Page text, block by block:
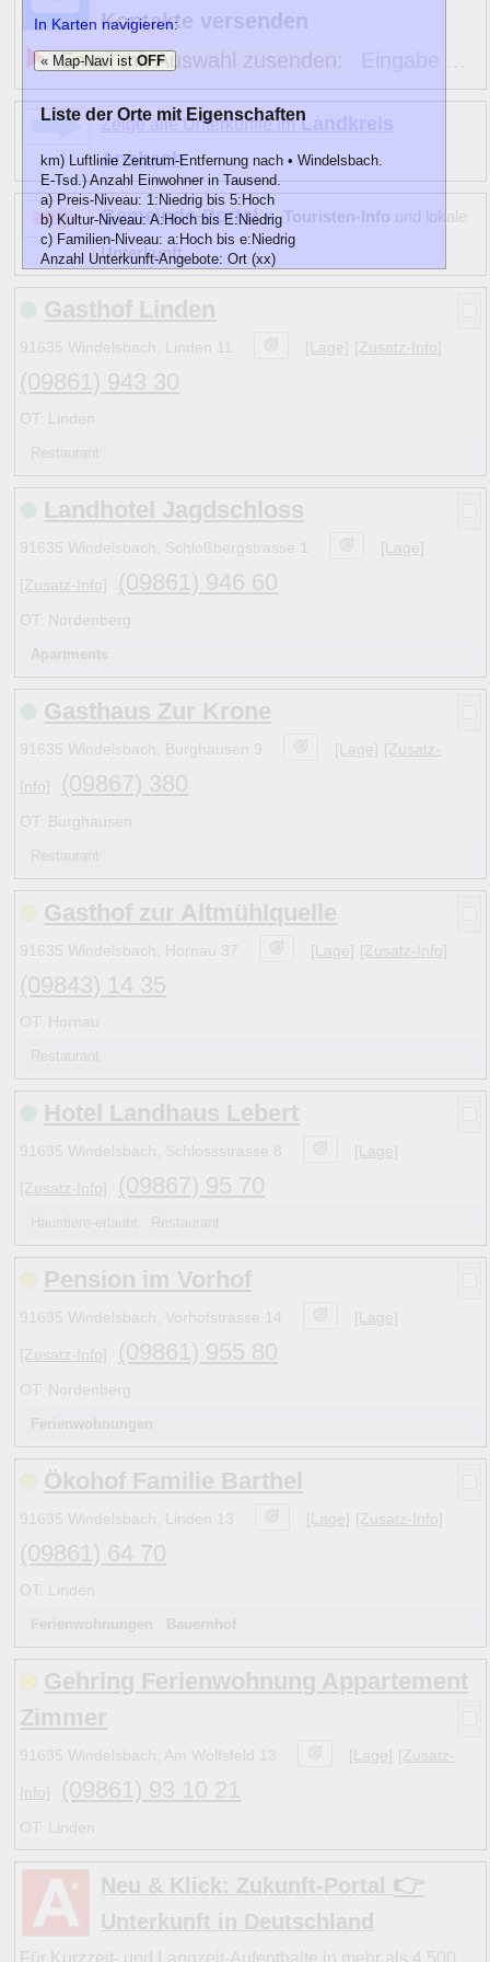
Kontakte versenden
Email mit Auswahl zusenden:
Zeige alle Unterkünfte im Landkreis
Ansbach
Gemeinde-Portal » Touristen-Info und lokale
Unterkunft
Gasthof Linden
91635 Windelsbach, Linden 11 [Lage] [Zusatz-Info]
(09861) 943 30
OT: Linden
Restaurant
Landhotel Jagdschloss
91635 Windelsbach, Schloßbergstrasse 1 [Lage]
[Zusatz-Info] (09861) 946 60
OT: Nordenberg
Apartments
Gasthaus Zur Krone
91635 Windelsbach, Burghausen 9 [Lage] [Zusatz-
Info] (09867) 380
OT: Burghausen
Restaurant
Gasthof zur Altmühlquelle
91635 Windelsbach, Hornau 37 [Lage] [Zusatz-Info]
(09843) 14 35
OT: Hornau
Restaurant
Hotel Landhaus Lebert
91635 Windelsbach, Schlossstrasse 8 [Lage]
[Zusatz-Info] (09867) 95 70
Haustiere-erlaubt Restaurant
Pension im Vorhof
91635 Windelsbach, Vorhofstrasse 14 [Lage]
[Zusatz-Info] (09861) 955 80
OT: Nordenberg
Ferienwohnungen
Ökohof Familie Barthel
91635 Windelsbach, Linden 13 [Lage] [Zusatz-Info]
(09861) 64 70
OT: Linden
Ferienwohnungen Bauernhof
Gehring Ferienwohnung Appartement
Zimmer
91635 Windelsbach, Am Wolfsfeld 13 [Lage] [Zusatz-
Info] (09861) 93 10 21
OT: Linden
Neu & Klick: Zukunft-Portal 👉
Unterkunft in Deutschland
Für Kurzzeit- und Langzeit-Aufenthalte in mehr als 4.500
In Karten navigieren:
« Map-Navi istOFF
Liste der Orte mit Eigenschaften
km) Luftlinie Zentrum-Entfernung nach • Windelsbach.
E-Tsd.) Anzahl Einwohner in Tausend.
a) Preis-Niveau: 1:Niedrig bis 5:Hoch
b) Kultur-Niveau: A:Hoch bis E:Niedrig
c) Familien-Niveau: a:Hoch bis e:Niedrig
Anzahl Unterkunft-Angebote: Ort (xx)
km E-Tsd. abc)
Name
13
<0 1Cb Adelshofen (Mittelfranken)
9 2 2C a Colmberg
8 1 2Cb
7
9
11 1 2Cb Ohrenbach (4)
8 11 3 a Rothenburg ob der Tauber
• 1 2Cb » Windelsbach
Hinweise:
zu b) Kulturelles und touristisches Niveau eines Ortes
zu c) Das Familien-Niveau ergibt sich aus kind- und
und Unterkunft-Angeboten am Gast-Ort.
Alle Bewertungen haben die aktuell verfügbaren Daten
Bewertungen zurzeit noch ohne Lage-Bewertung.